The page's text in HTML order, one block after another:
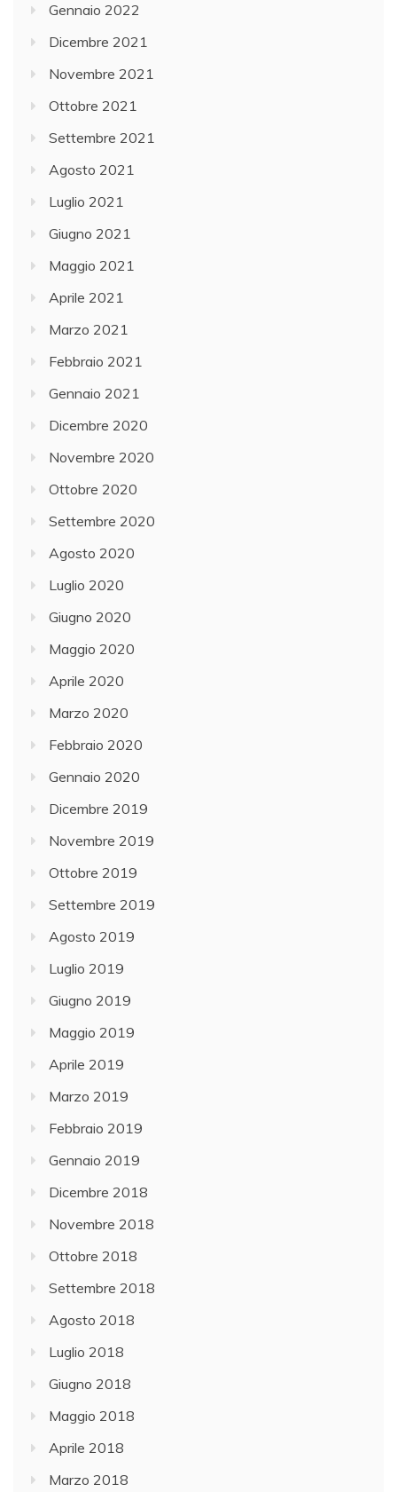
Gennaio 2022
Dicembre 2021
Novembre 2021
Ottobre 2021
Settembre 2021
Agosto 2021
Luglio 2021
Giugno 2021
Maggio 2021
Aprile 2021
Marzo 2021
Febbraio 2021
Gennaio 2021
Dicembre 2020
Novembre 2020
Ottobre 2020
Settembre 2020
Agosto 2020
Luglio 2020
Giugno 2020
Maggio 2020
Aprile 2020
Marzo 2020
Febbraio 2020
Gennaio 2020
Dicembre 2019
Novembre 2019
Ottobre 2019
Settembre 2019
Agosto 2019
Luglio 2019
Giugno 2019
Maggio 2019
Aprile 2019
Marzo 2019
Febbraio 2019
Gennaio 2019
Dicembre 2018
Novembre 2018
Ottobre 2018
Settembre 2018
Agosto 2018
Luglio 2018
Giugno 2018
Maggio 2018
Aprile 2018
Marzo 2018